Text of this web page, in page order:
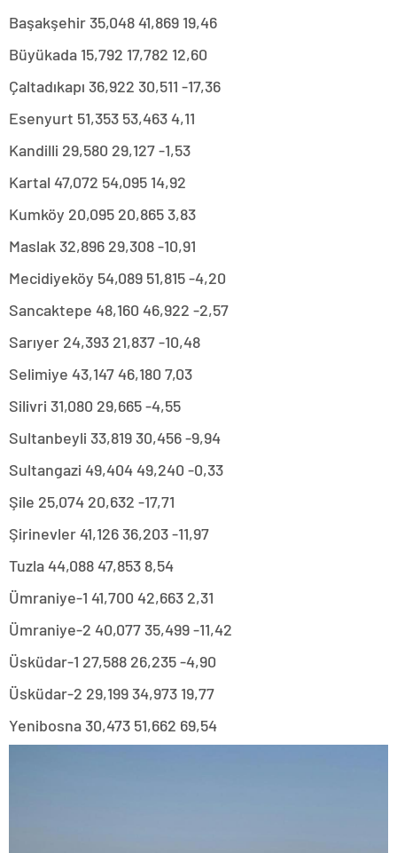
Başakşehir 35,048 41,869 19,46
Büyükada 15,792 17,782 12,60
Çaltadıkapı 36,922 30,511 -17,36
Esenyurt 51,353 53,463 4,11
Kandilli 29,580 29,127 -1,53
Kartal 47,072 54,095 14,92
Kumköy 20,095 20,865 3,83
Maslak 32,896 29,308 -10,91
Mecidiyeköy 54,089 51,815 -4,20
Sancaktepe 48,160 46,922 -2,57
Sarıyer 24,393 21,837 -10,48
Selimiye 43,147 46,180 7,03
Silivri 31,080 29,665 -4,55
Sultanbeyli 33,819 30,456 -9,94
Sultangazi 49,404 49,240 -0,33
Şile 25,074 20,632 -17,71
Şirinevler 41,126 36,203 -11,97
Tuzla 44,088 47,853 8,54
Ümraniye-1 41,700 42,663 2,31
Ümraniye-2 40,077 35,499 -11,42
Üsküdar-1 27,588 26,235 -4,90
Üsküdar-2 29,199 34,973 19,77
Yenibosna 30,473 51,662 69,54